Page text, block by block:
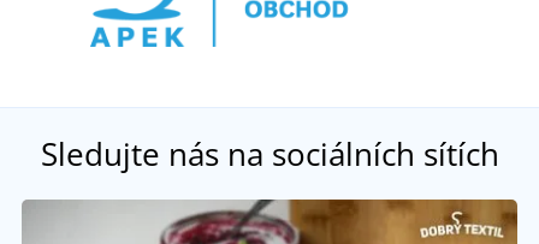
Sledujte nás na sociálních sítích